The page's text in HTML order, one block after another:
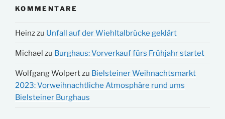
KOMMENTARE
Heinzzu Unfall auf der Wiehltalbrücke geklärt
Michael zu Burghaus: Vorverkauf fürs Frühjahr startet
Wolfgang Wolpertzu Bielsteiner Weihnachtsmarkt
2023: Vorweihnachtliche Atmosphäre rund ums
Bielsteiner Burghaus